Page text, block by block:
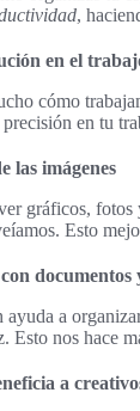
,
en el
cómo
en tu
las imágenes
gráficos, fotos
Esto
documentos
a
Esto nos hace
a